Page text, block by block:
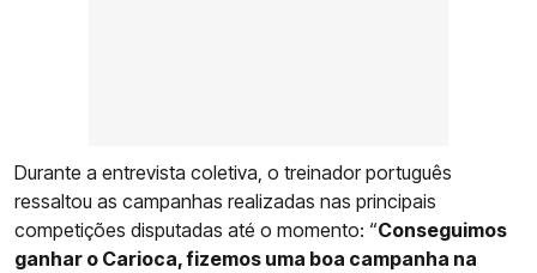
Durante a entrevista coletiva, o treinador português
ressaltou as campanhas realizadas nas principais
competições disputadas até o momento: “Conseguimos
ganhar o Carioca, fizemos uma boa campanha na